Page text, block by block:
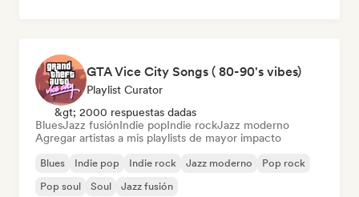
GTA Vice City Songs ( 80-90's vibes)
Playlist Curator
&gt; 2000 respuestas dadas
BluesJazz fusiónIndie popIndie rockJazz moderno
Agregar artistas a mis playlists de mayor impacto
Blues Indie pop Indie rock Jazz moderno
Pop rock
Pop soul
Soul Jazz fusión